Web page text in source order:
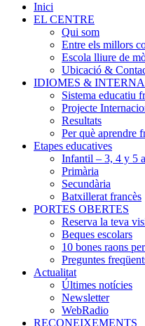
Inici
EL CENTRE
Qui som
Entre els millors
Escola lliure de
Ubicació &
IDIOMES &
Sistema educatiu
Projecte
Resultats
Per què aprendre
Etapes educatives
Infantil – 3, 4 y 5
Primària
Secundària
Batxillerat francès
PORTES OBERTES
Reserva la teva
Beques escolars
10 bones raons
Preguntes
Actualitat
Últimes notícies
Newsletter
WebRadio
RECONEIXEMENTS